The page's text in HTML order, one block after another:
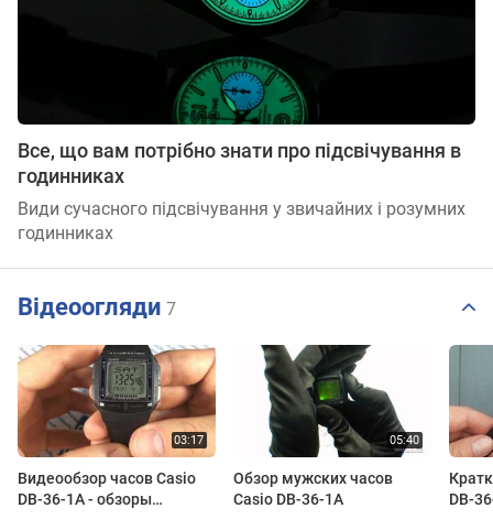
Все, що вам потрібно знати про підсвічування в
годинниках
Види сучасного підсвічування у звичайних і розумних
годинниках
Відеоогляди 7
Видеообзор часов Casio
DB-36-1A - обзоры
Обзор мужских часов
Casio DB-36-1A
DB-